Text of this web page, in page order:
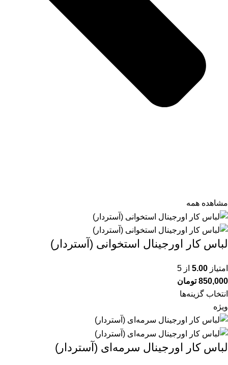
مشاهده همه
لباس کار اورجینال استخوانی (آستردار)
امتیاز 5.00 از 5
850,000 تومان
انتخاب گزینه‌ها
ویژه
لباس کار اورجینال سرمه‌ای (آستردار)